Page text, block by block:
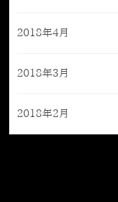
2018年4月
2018年3月
2018年2月